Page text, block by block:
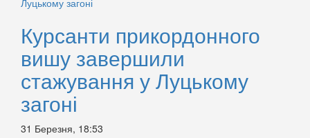
Курсанти прикордонного
вишу завершили
стажування у Луцькому
загоні
31 Березня, 18:53